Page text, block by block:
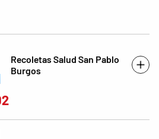
Recoletas Salud San Pablo
Burgos